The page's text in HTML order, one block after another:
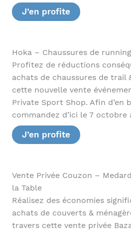
J’en profite
Hoka – Chaussures de
Profitez de réductions
achats de chaussures de trail
cette nouvelle vente
Private Sport Shop. Afin d’en
commandez d’ici le 7 octobre
J’en profite
Vente Privée Couzon –
la Table
Réalisez des économies
achats de couverts &
travers cette vente privée